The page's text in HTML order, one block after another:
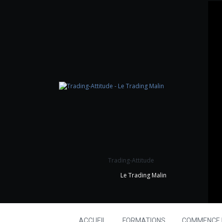
Trading-Attitude
Le Trading Malin